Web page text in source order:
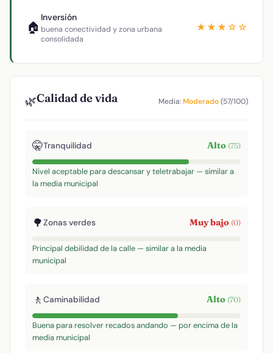
🏠
Inversión
buena conectividad y zona urbana
consolidada
★★★☆☆
🌿Calidad de vida Media:Moderado(57/100)
🤫Tranquilidad Alto (75)
Nivel aceptable para descansar y teletrabajar — similar a
la media municipal
🌳Zonas verdes Muy bajo (0)
Principal debilidad de la calle — similar a la media
municipal
🚶 Caminabilidad Alto (70)
Buena para resolver recados andando — por encima de la
media municipal